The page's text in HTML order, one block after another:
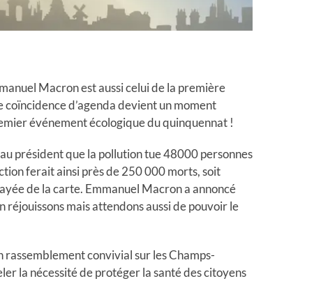
Macron est aussi celui de la première
d’agenda devient un moment
événement écologique du quinquennat !
président que la pollution tue 48000 personnes
ferait ainsi près de 250 000 morts, soit
de la carte. Emmanuel Macron a annoncé
réjouissons mais attendons aussi de pouvoir le
rassemblement convivial sur les Champs-
la nécessité de protéger la santé des citoyens